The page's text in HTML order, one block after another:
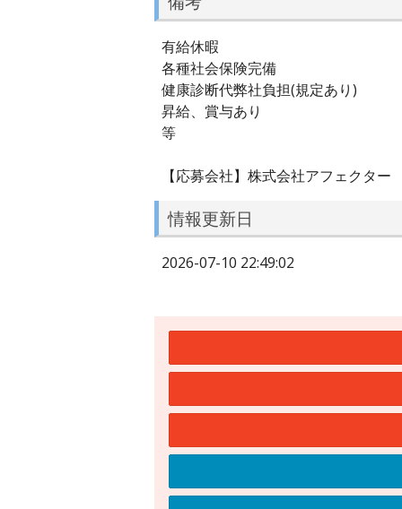
有給休暇
各種社会保険完備
健康診断代弊社負担(規定あり)
昇給、賞与あり
等
【応募会社】株式会社アフェクター
情報更新日
2026-07-10 22:49:02